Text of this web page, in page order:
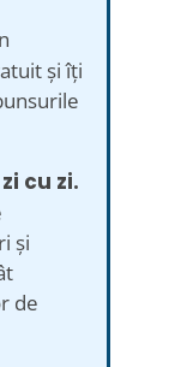
și îți
cu zi.
și
de